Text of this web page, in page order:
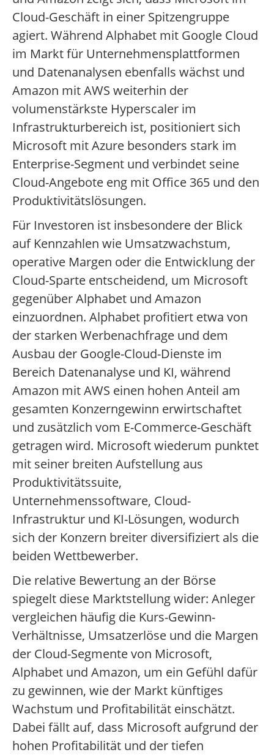
Cloud-Geschäft in einer Spitzengruppe
agiert. Während Alphabet mit Google Cloud
im Markt für Unternehmensplattformen
und Datenanalysen ebenfalls wächst und
Amazon mit AWS weiterhin der
volumenstärkste Hyperscaler im
Infrastrukturbereich ist, positioniert sich
Microsoft mit Azure besonders stark im
Enterprise-Segment und verbindet seine
Cloud-Angebote eng mit Office 365 und den
Produktivitätslösungen.
Für Investoren ist insbesondere der Blick
auf Kennzahlen wie Umsatzwachstum,
operative Margen oder die Entwicklung der
Cloud-Sparte entscheidend, um Microsoft
gegenüber Alphabet und Amazon
einzuordnen. Alphabet profitiert etwa von
der starken Werbenachfrage und dem
Ausbau der Google-Cloud-Dienste im
Bereich Datenanalyse und KI, während
Amazon mit AWS einen hohen Anteil am
gesamten Konzerngewinn erwirtschaftet
und zusätzlich vom E-Commerce-Geschäft
getragen wird. Microsoft wiederum punktet
mit seiner breiten Aufstellung aus
Produktivitätssuite,
Unternehmenssoftware, Cloud-
Infrastruktur und KI-Lösungen, wodurch
sich der Konzern breiter diversifiziert als die
beiden Wettbewerber.
Die relative Bewertung an der Börse
spiegelt diese Marktstellung wider: Anleger
vergleichen häufig die Kurs-Gewinn-
Verhältnisse, Umsatzerlöse und die Margen
der Cloud-Segmente von Microsoft,
Alphabet und Amazon, um ein Gefühl dafür
zu gewinnen, wie der Markt künftiges
Wachstum und Profitabilität einschätzt.
Dabei fällt auf, dass Microsoft aufgrund der
hohen Profitabilität und der tiefen